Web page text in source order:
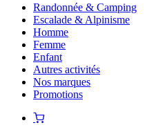
Randonnée & Camping
Escalade & Alpinisme
Homme
Femme
Enfant
Autres activités
Nos marques
Promotions